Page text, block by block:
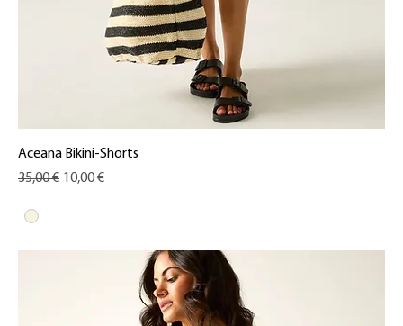
Aceana Bikini-Shorts
Standardpreis
35,00 € Sale-Preis
10,00 €